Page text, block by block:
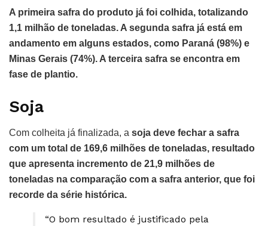
A primeira safra do produto já foi colhida, totalizando
1,1 milhão de toneladas. A segunda safra já está em
andamento em alguns estados, como Paraná (98%) e
Minas Gerais (74%). A terceira safra se encontra em
fase de plantio.
Soja
Com colheita já finalizada, a soja deve fechar a safra
com um total de 169,6 milhões de toneladas, resultado
que apresenta incremento de 21,9 milhões de
toneladas na comparação com a safra anterior, que foi
recorde da série histórica.
“O bom resultado é justificado pela